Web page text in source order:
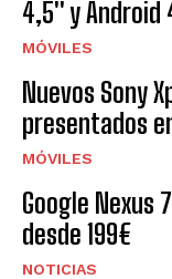
4,5'' y Android
MÓVILES
Nuevos Sony
presentados
MÓVILES
Google Nexus
desde 199€
NOTICIAS